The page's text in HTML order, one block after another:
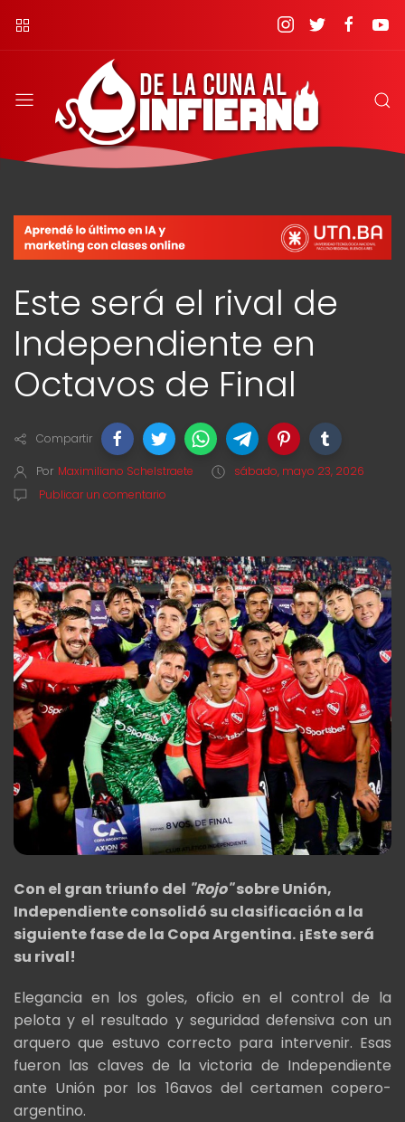
Este será el rival de
Independiente en
Octavos de Final
Compartir
Por Maximiliano Schelstraete
sábado, mayo 23, 2026
Publicar un comentario
Con el gran triunfo del "Rojo"sobre Unión,
Independiente consolidó su clasificación a la
siguiente fase de la Copa Argentina. ¡Este será
su rival!
Elegancia en los goles, oficio en el control de la
pelota y el resultado y seguridad defensiva con un
arquero que estuvo correcto para intervenir. Esas
fueron las claves de la victoria de Independiente
ante Unión por los 16avos del certamen copero-
argentino.